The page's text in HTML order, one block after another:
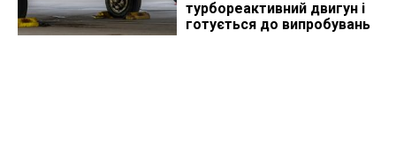
турбореактивний двигун і
готується до випробувань